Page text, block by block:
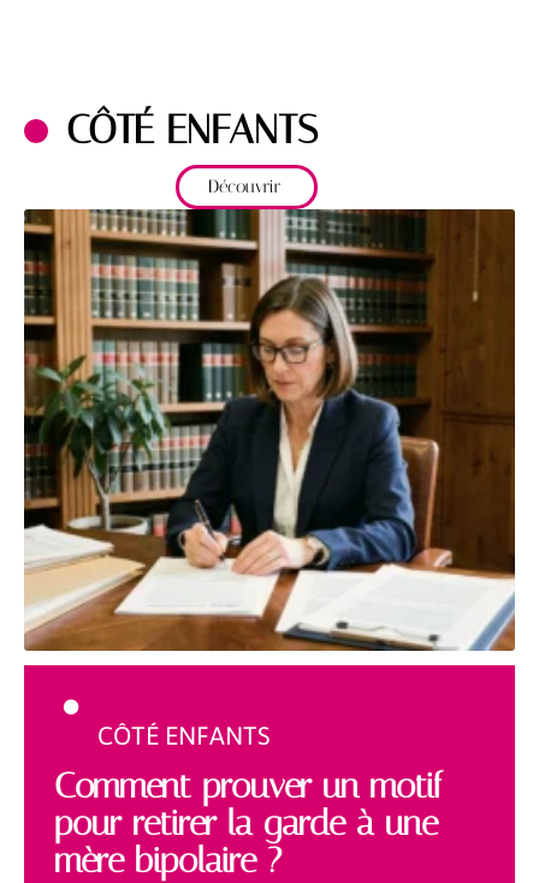
CÔTÉ ENFANTS
Découvrir
CÔTÉ ENFANTS
Comment prouver un motif
pour retirer la garde à une
mère bipolaire ?